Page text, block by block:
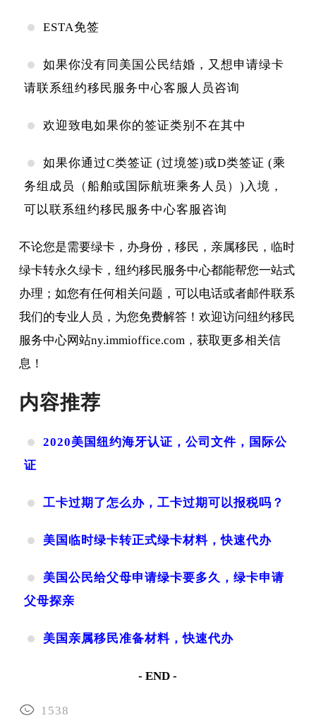
ESTA免签
如果你没有同美国公民结婚，又想申请绿卡
请联系纽约移民服务中心客服人员咨询
欢迎致电如果你的签证类别不在其中
如果你通过C类签证 (过境签)或D类签证 (乘
务组成员（船舶或国际航班乘务人员）)入境，
可以联系纽约移民服务中心客服咨询
不论您是需要绿卡，办身份，移民，亲属移民，临时
绿卡转永久绿卡，纽约移民服务中心都能帮您一站式
办理；如您有任何相关问题，可以电话或者邮件联系
我们的专业人员，为您免费解答！欢迎访问纽约移民
服务中心网站ny.immioffice.com，获取更多相关信
息！
内容推荐
2020美国纽约海牙认证，公司文件，国际公
证
工卡过期了怎么办，工卡过期可以报税吗？
美国临时绿卡转正式绿卡材料，快速代办
美国公民给父母申请绿卡要多久，绿卡申请
父母探亲
美国亲属移民准备材料，快速代办
- END -
1538